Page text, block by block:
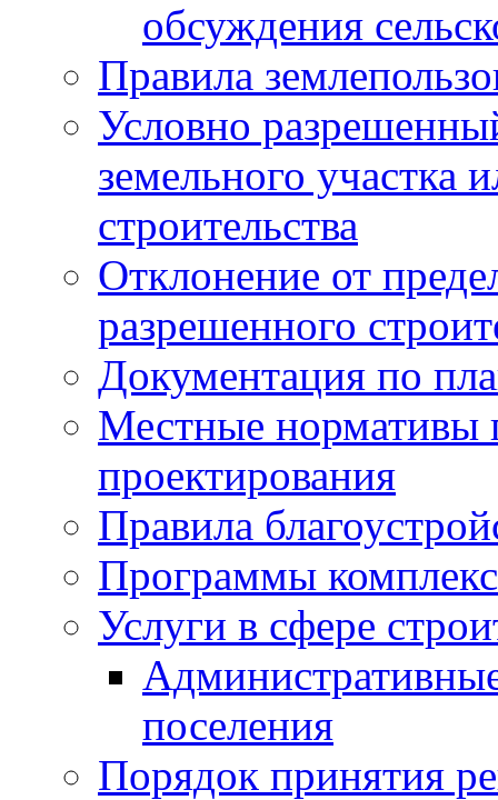
обсуждения
Правила
Условно
земельного участка
строительства
Отклонение от
разрешенного
Документация по
Местные нормативы
проектирования
Правила
Программы
Услуги в сфере
поселения
Порядок принятия